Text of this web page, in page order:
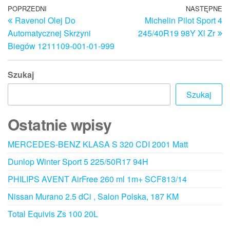
Nawigacja
wpisu
Poprzedni
wpis
POPRZEDNI
Ravenol Olej Do
Automatycznej Skrzyni
Biegów 1211109-001-01-999
NASTĘPNE
Michelin Pilot Sport 4
245/40R19 98Y Xl Zr
Szukaj
Szukaj
Ostatnie wpisy
MERCEDES-BENZ KLASA S 320 CDI 2001 Matt
Dunlop Winter Sport 5 225/50R17 94H
PHILIPS AVENT AirFree 260 ml 1m+ SCF813/14
Nissan Murano 2.5 dCi , Salon Polska, 187 KM
Total Equivis Zs 100 20L